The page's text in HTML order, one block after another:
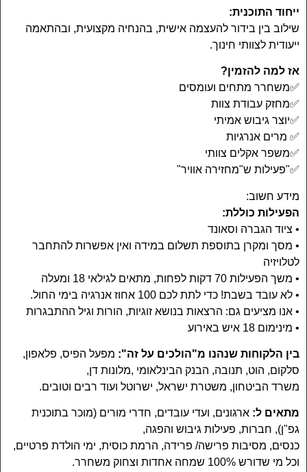
ייחוד התוכנית:
שילוב בין בידור להעצמה אישית, בהנחיה מקצועית, ובהתאמה
ייעודית לצוותי חינוך.
אז למה להזמין?
✅משחרר מתחים ועומסים
✅מחזק עבודת צוות
✅יוצר גיבוש אמיתי
✅ מרים אנרגיות
✅משפר אקלים צוותי
✅"פעילות ש"מחזירה אוויר"
מידע חשוב:
הפעילות כוללת:
• ציוד הגברה וסאונד
• מסך ומקרן בתוספת תשלום במידה ואין אפשרות להתחבר
לטלויזיה
• משך הפעילות 70 דקות לפחות, מתאים לגילאי 18 ומעלה
• לא עובד בשבת! כדי לתת לכם 100 אחוז אנרגיה בימי החול.
• אנו מציעים גם: הרצאות בנושא זוגיות, הורות וגיל ההתבגרות
• מינימום 18 איש באירוע
בין הלקוחות שנהנו מ"הולכים על זה": מפעל הפיס, פלאפון,
סלקום, הוט, תנובה, הבנק הבינלאומי ,מלונות דן,
משרד הביטחון, משטרת ישראל, ישרוטל ועוד רבים וטובים.
מתאים ל: ארגונים, ועדי עובדים, חדרי מורים (מוכר בתוכנית
גפ"ן), חברות, פעילות גיבוש והפגה,
כנסים, מסיבות פרישה/ פרידה, הרמת כוסית, ימי הולדת פרטיים,
וכל מי שדורש 100% שמחה אחדות וצחוק משחרר.